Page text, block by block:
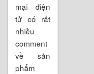
mại điện
tử có rất
nhiều
comment
về sản
phẩm